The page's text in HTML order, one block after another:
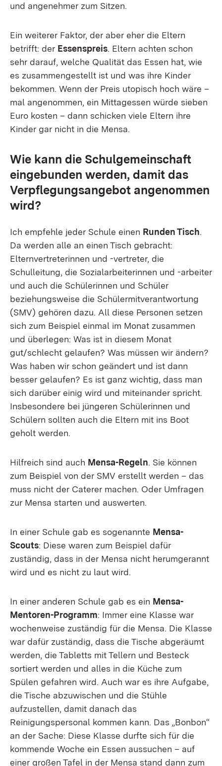
und angenehmer zum Sitzen.
Ein weiterer Faktor, der aber eher die Eltern
betrifft: der Essenspreis. Eltern achten schon
sehr darauf, welche Qualität das Essen hat, wie
es zusammengestellt ist und was ihre Kinder
bekommen. Wenn der Preis utopisch hoch wäre –
mal angenommen, ein Mittagessen würde sieben
Euro kosten – dann schicken viele Eltern ihre
Kinder gar nicht in die Mensa.
Wie kann die Schulgemeinschaft
eingebunden werden, damit das
Verpflegungsangebot angenommen
wird?
Ich empfehle jeder Schule einen Runden Tisch.
Da werden alle an einen Tisch gebracht:
Elternvertreterinnen und -vertreter, die
Schulleitung, die Sozialarbeiterinnen und -arbeiter
und auch die Schülerinnen und Schüler
beziehungsweise die Schülermitverantwortung
(SMV) gehören dazu. All diese Personen setzen
sich zum Beispiel einmal im Monat zusammen
und überlegen: Was ist in diesem Monat
gut/schlecht gelaufen? Was müssen wir ändern?
Was haben wir schon geändert und ist dann
besser gelaufen? Es ist ganz wichtig, dass man
sich darüber einig wird und miteinander spricht.
Insbesondere bei jüngeren Schülerinnen und
Schülern sollten auch die Eltern mit ins Boot
geholt werden.
Hilfreich sind auch Mensa-Regeln. Sie können
zum Beispiel von der SMV erstellt werden – das
muss nicht der Caterer machen. Oder Umfragen
zur Mensa starten und auswerten.
In einer Schule gab es sogenannte Mensa-
Scouts: Diese waren zum Beispiel dafür
zuständig, dass in der Mensa nicht herumgerannt
wird und es nicht zu laut wird.
In einer anderen Schule gab es ein Mensa-
Mentoren-Programm: Immer eine Klasse war
wochenweise zuständig für die Mensa. Die Klasse
war dafür zuständig, dass die Tische abgeräumt
werden, die Tabletts mit Tellern und Besteck
sortiert werden und alles in die Küche zum
Spülen gefahren wird. Auch war es ihre Aufgabe,
die Tische abzuwischen und die Stühle
aufzustellen, damit danach das
Reinigungspersonal kommen kann. Das „Bonbon“
an der Sache: Diese Klasse durfte sich für die
kommende Woche ein Essen aussuchen – auf
einer großen Tafel in der Mensa stand dann zum